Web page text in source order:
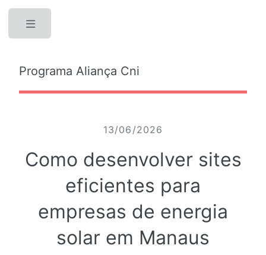
Programa Aliança Cni
13/06/2026
Como desenvolver sites
eficientes para
empresas de energia
solar em Manaus